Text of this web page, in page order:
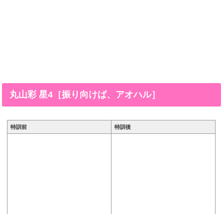
丸山彩 星4［振り向けば、アオハル］
特訓前 特訓後